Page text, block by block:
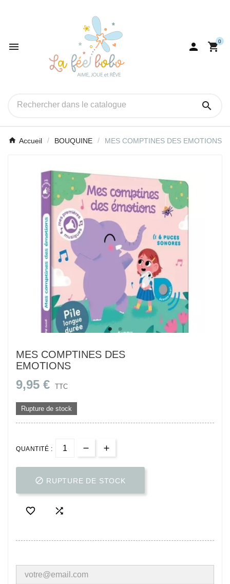
  0

Accueil BOUQUINE MES COMPTINES DES EMOTIONS
MES COMPTINES DES
EMOTIONS
9,95 € TTC
Rupture de stock
QUANTITÉ :
 RUPTURE DE STOCK
 